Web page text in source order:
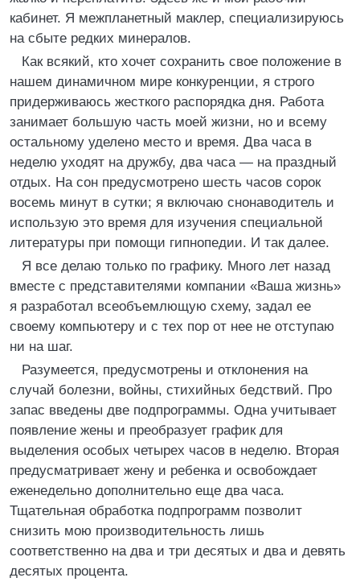
кабинет. Я межпланетный маклер, специализируюсь
на сбыте редких минералов.
Как всякий, кто хочет сохранить свое положение в
нашем динамичном мире конкуренции, я строго
придерживаюсь жесткого распорядка дня. Работа
занимает большую часть моей жизни, но и всему
остальному уделено место и время. Два часа в
неделю уходят на дружбу, два часа — на праздный
отдых. На сон предусмотрено шесть часов сорок
восемь минут в сутки; я включаю снонаводитель и
использую это время для изучения специальной
литературы при помощи гипнопедии. И так далее.
Я все делаю только по графику. Много лет назад
вместе с представителями компании «Ваша жизнь»
я разработал всеобъемлющую схему, задал ее
своему компьютеру и с тех пор от нее не отступаю
ни на шаг.
Разумеется, предусмотрены и отклонения на
случай болезни, войны, стихийных бедствий. Про
запас введены две подпрограммы. Одна учитывает
появление жены и преобразует график для
выделения особых четырех часов в неделю. Вторая
предусматривает жену и ребенка и освобождает
еженедельно дополнительно еще два часа.
Тщательная обработка подпрограмм позволит
снизить мою производительность лишь
соответственно на два и три десятых и два и девять
десятых процента.